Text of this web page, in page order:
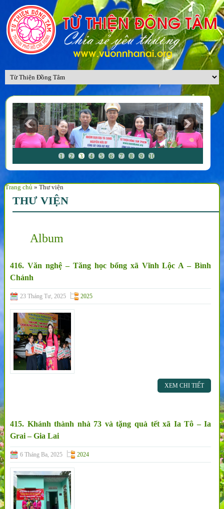
1 2 3 4 5 6 7 8 9 10
Trang chủ » Thư viện
THƯ VIỆN
Album
416. Văn nghệ – Tăng học bổng xã Vĩnh Lộc A – Bình
Chánh
23 Tháng Tư, 2025 2025
XEM CHI TIẾT
415. Khánh thành nhà 73 và tặng quà tết xã Ia Tô – Ia
Grai – Gia Lai
6 Tháng Ba, 2025 2024